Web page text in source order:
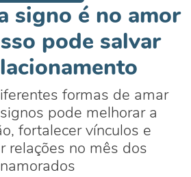
signo é no amor
pode salvar
formas de amar
pode melhorar a
fortalecer vínculos e
relações no mês dos
namorados